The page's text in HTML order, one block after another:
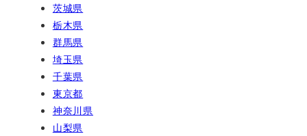
茨城県
栃木県
群馬県
埼玉県
千葉県
東京都
神奈川県
山梨県